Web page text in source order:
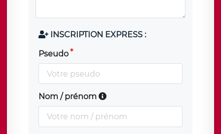
INSCRIPTION EXPRESS :
Pseudo
Nom / prénom